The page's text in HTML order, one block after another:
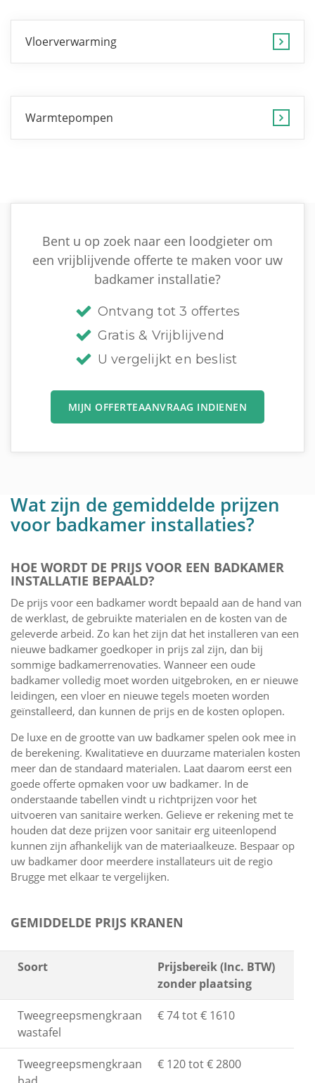
Vloerverwarming
Warmtepompen
Bent u op zoek naar een loodgieter om
een vrijblijvende offerte te maken voor uw
badkamer installatie?
Ontvang tot 3 offertes
Gratis & Vrijblijvend
U vergelijkt en beslist
MIJN OFFERTEAANVRAAG INDIENEN
Wat zijn de gemiddelde prijzen
voor badkamer installaties?
HOE WORDT DE PRIJS VOOR EEN BADKAMER
INSTALLATIE BEPAALD?
De prijs voor een badkamer wordt bepaald aan de hand van
de werklast, de gebruikte materialen en de kosten van de
geleverde arbeid. Zo kan het zijn dat het installeren van een
nieuwe badkamer goedkoper in prijs zal zijn, dan bij
sommige badkamerrenovaties. Wanneer een oude
badkamer volledig moet worden uitgebroken, en er nieuwe
leidingen, een vloer en nieuwe tegels moeten worden
geïnstalleerd, dan kunnen de prijs en de kosten oplopen.
De luxe en de grootte van uw badkamer spelen ook mee in
de berekening. Kwalitatieve en duurzame materialen kosten
meer dan de standaard materialen. Laat daarom eerst een
goede offerte opmaken voor uw badkamer. In de
onderstaande tabellen vindt u richtprijzen voor het
uitvoeren van sanitaire werken. Gelieve er rekening met te
houden dat deze prijzen voor sanitair erg uiteenlopend
kunnen zijn afhankelijk van de materiaalkeuze. Bespaar op
uw badkamer door meerdere installateurs uit de regio
Brugge met elkaar te vergelijken.
GEMIDDELDE PRIJS KRANEN
Soort
Prijsbereik (Inc. BTW)
zonder plaatsing
Tweegreepsmengkraan
wastafel
€ 74 tot € 1610
Tweegreepsmengkraan
€ 120 tot € 2800